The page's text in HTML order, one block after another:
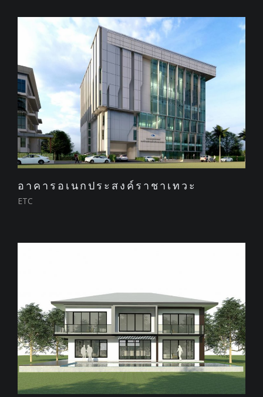
อาคารอเนกประสงค์ราชาเทวะ
ETC